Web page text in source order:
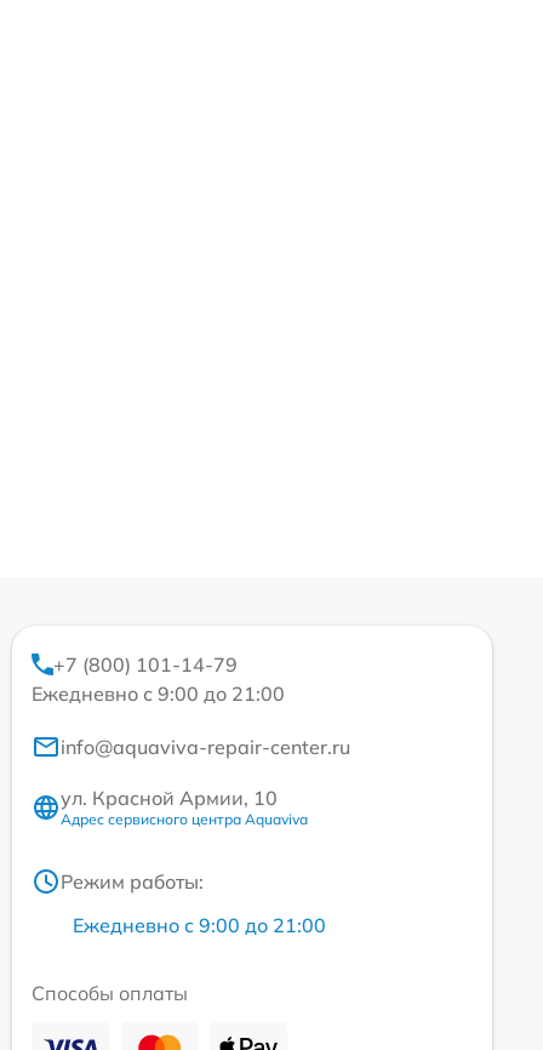
+7 (800) 101-14-79
Ежедневно с 9:00 до 21:00
info@aquaviva-repair-center.ru
ул. Красной Армии, 10
Адрес сервисного центра Aquaviva
Режим работы:
Ежедневно с 9:00 до 21:00
Способы оплаты